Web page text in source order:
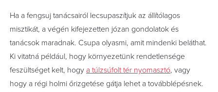
Ha a fengsuj tanácsairól lecsupaszítjuk az állítólagos
misztikát, a végén kifejezetten józan gondolatok és
tanácsok maradnak. Csupa olyasmi, amit mindenki beláthat.
Ki vitatná például, hogy környezetünk rendetlensége
feszültséget kelt, hogy a túlzsúfolt tér nyomasztó, vagy
hogy a régi holmi őrizgetése gátja lehet a továbblépésnek.